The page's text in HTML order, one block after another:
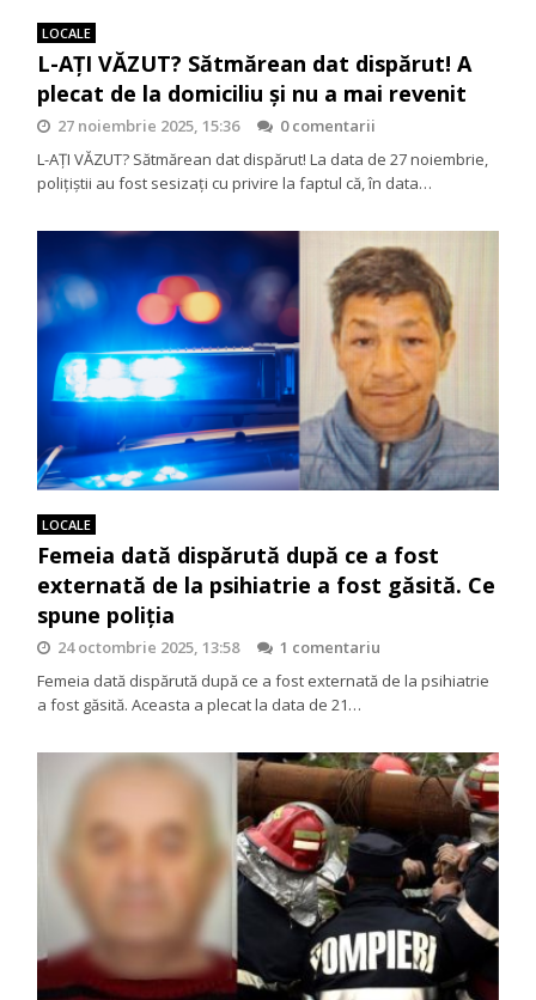
LOCALE
L-AȚI VĂZUT? Sătmărean dat dispărut! A
plecat de la domiciliu și nu a mai revenit
27 noiembrie 2025, 15:36
0 comentarii
L-AȚI VĂZUT? Sătmărean dat dispărut! La data de 27 noiembrie,
polițiștii au fost sesizați cu privire la faptul că, în data…
LOCALE
Femeia dată dispărută după ce a fost
externată de la psihiatrie a fost găsită. Ce
spune poliția
24 octombrie 2025, 13:58
1 comentariu
Femeia dată dispărută după ce a fost externată de la psihiatrie
a fost găsită. Aceasta a plecat la data de 21…